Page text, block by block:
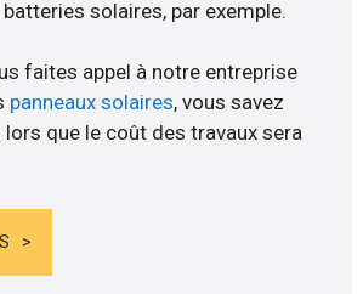
solaires, par exemple.
faites appel à notre entreprise
panneaux solaires, vous savez
que le coût des travaux sera